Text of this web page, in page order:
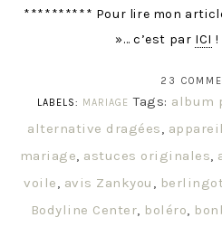
********** Pour lire mon
»… c’est par ICI
23
LABELS: MARIAGE Tags: album
alternative dragées,
mariage, astuces originales,
voile, avis Zankyou ,
Bodyline Center, boléro,